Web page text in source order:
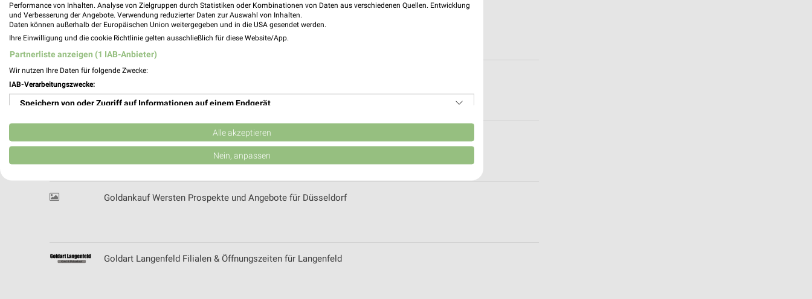
Globus Prospekt der Woche für Essen
Globus Baumarkt Prospekte & Angebote für Meerbusch-Osterath
Goldankauf Soraya Prospekte und Angebote für Düsseldorf
Goldankauf Wersten Prospekte und Angebote für Düsseldorf
Goldart Langenfeld Filialen & Öffnungszeiten für Langenfeld
Performance von Inhalten. Analyse von Zielgruppen durch Statistiken oder Kombinationen von Daten aus verschiedenen Quellen. Entwicklung
und Verbesserung der Angebote. Verwendung reduzierter Daten zur Auswahl von Inhalten.
Daten können außerhalb der Europäischen Union weitergegeben und in die USA gesendet werden.
Ihre Einwilligung und die cookie Richtlinie gelten ausschließlich für diese Website/App.
Partnerliste anzeigen (1 IAB-Anbieter)
Wir nutzen Ihre Daten für folgende Zwecke:
IAB-Verarbeitungszwecke:
Speichern von oder Zugriff auf Informationen auf einem Endgerät
Verwendung reduzierter Daten zur Auswahl von Werbeanzeigen
Erstellung von Profilen für personalisierte Werbung
Erstellung von Profilen zur Personalisierung von Inhalten
Alle akzeptieren
Nein, anpassen